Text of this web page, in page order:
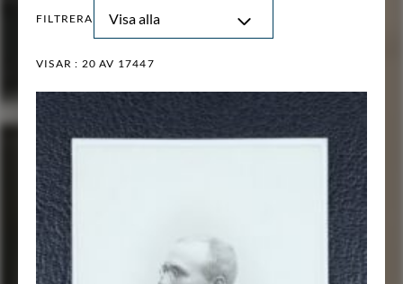
FILTRERA Visa alla
VISAR : 20 AV 17447